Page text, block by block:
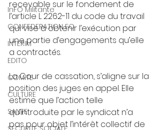
InFO Militante
CONFEDERATION FO
INTERIM
EDITO
COMITE
CULTURE
SANTE
recevable sur le fondement de
l’article L 2262-11 du code du travail
qui vise à obtenir l’exécution par
une partie d’engagements qu’elle
a contractés.
La Cour de cassation, s’aligne sur la
position des juges en appel. Elle
estime que l’action telle
qu’introduite par le syndicat n’a
pas pour objet l’intérêt collectif de